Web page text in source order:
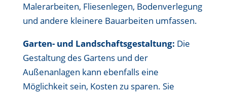
Malerarbeiten, Fliesenlegen, Bodenverlegung
und andere kleinere Bauarbeiten umfassen.
Garten- und Landschaftsgestaltung: Die
Gestaltung des Gartens und der
Außenanlagen kann ebenfalls eine
Möglichkeit sein, Kosten zu sparen. Sie